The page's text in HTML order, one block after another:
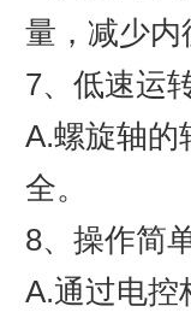
量，减少
7、低速运
A.螺旋轴的
全。
8、操作简
A.通过电控